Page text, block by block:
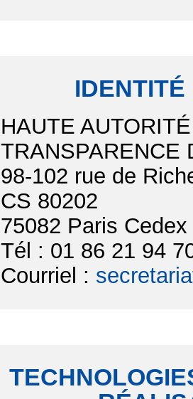
HAUTE
TRANSPARENCE
98-102 rue de
CS 80202
75082 Paris Cedex
Tél : 01 86 21 94
Courriel :